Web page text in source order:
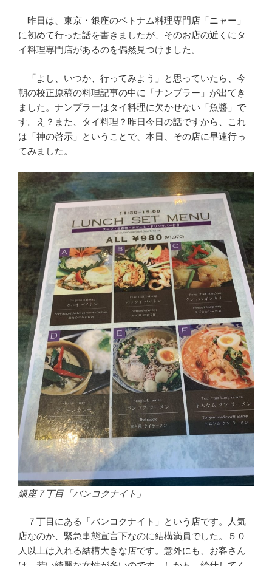
昨日は、東京・銀座のベトナム料理専門店「ニャー」
に初めて行った話を書きましたが、そのお店の近くにタ
イ料理専門店があるのを偶然見つけました。
「よし、いつか、行ってみよう」と思っていたら、今
朝の校正原稿の料理記事の中に「ナンプラー」が出てき
ました。ナンプラーはタイ料理に欠かせない「魚醬」で
す。え？また、タイ料理？昨日今日の話ですから、これ
は「神の啓示」ということで、本日、その店に早速行っ
てみました。
銀座７丁目「バンコクナイト」
７丁目にある「バンコクナイト」という店です。人気
店なのか、緊急事態宣言下なのに結構満員でした。５０
人以上は入れる結構大きな店です。意外にも、お客さん